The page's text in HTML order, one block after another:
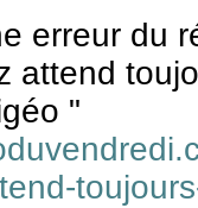
erreur du
attend
"